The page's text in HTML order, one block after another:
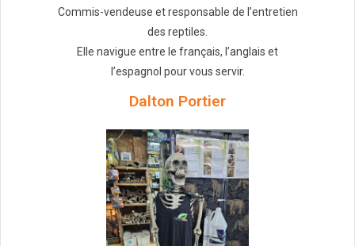
Commis-vendeuse et responsable de l’entretien
des reptiles.
Elle navigue entre le français, l’anglais et
l’espagnol pour vous servir.
Dalton Portier